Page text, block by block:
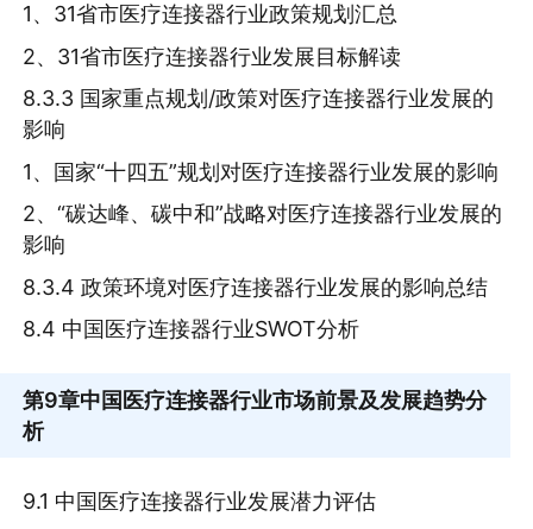
1、31省市医疗连接器行业政策规划汇总
2、31省市医疗连接器行业发展目标解读
8.3.3 国家重点规划/政策对医疗连接器行业发展的
影响
1、国家“十四五”规划对医疗连接器行业发展的影响
2、“碳达峰、碳中和”战略对医疗连接器行业发展的
影响
8.3.4 政策环境对医疗连接器行业发展的影响总结
8.4 中国医疗连接器行业SWOT分析
第9章中国医疗连接器行业市场前景及发展趋势分
析
9.1 中国医疗连接器行业发展潜力评估